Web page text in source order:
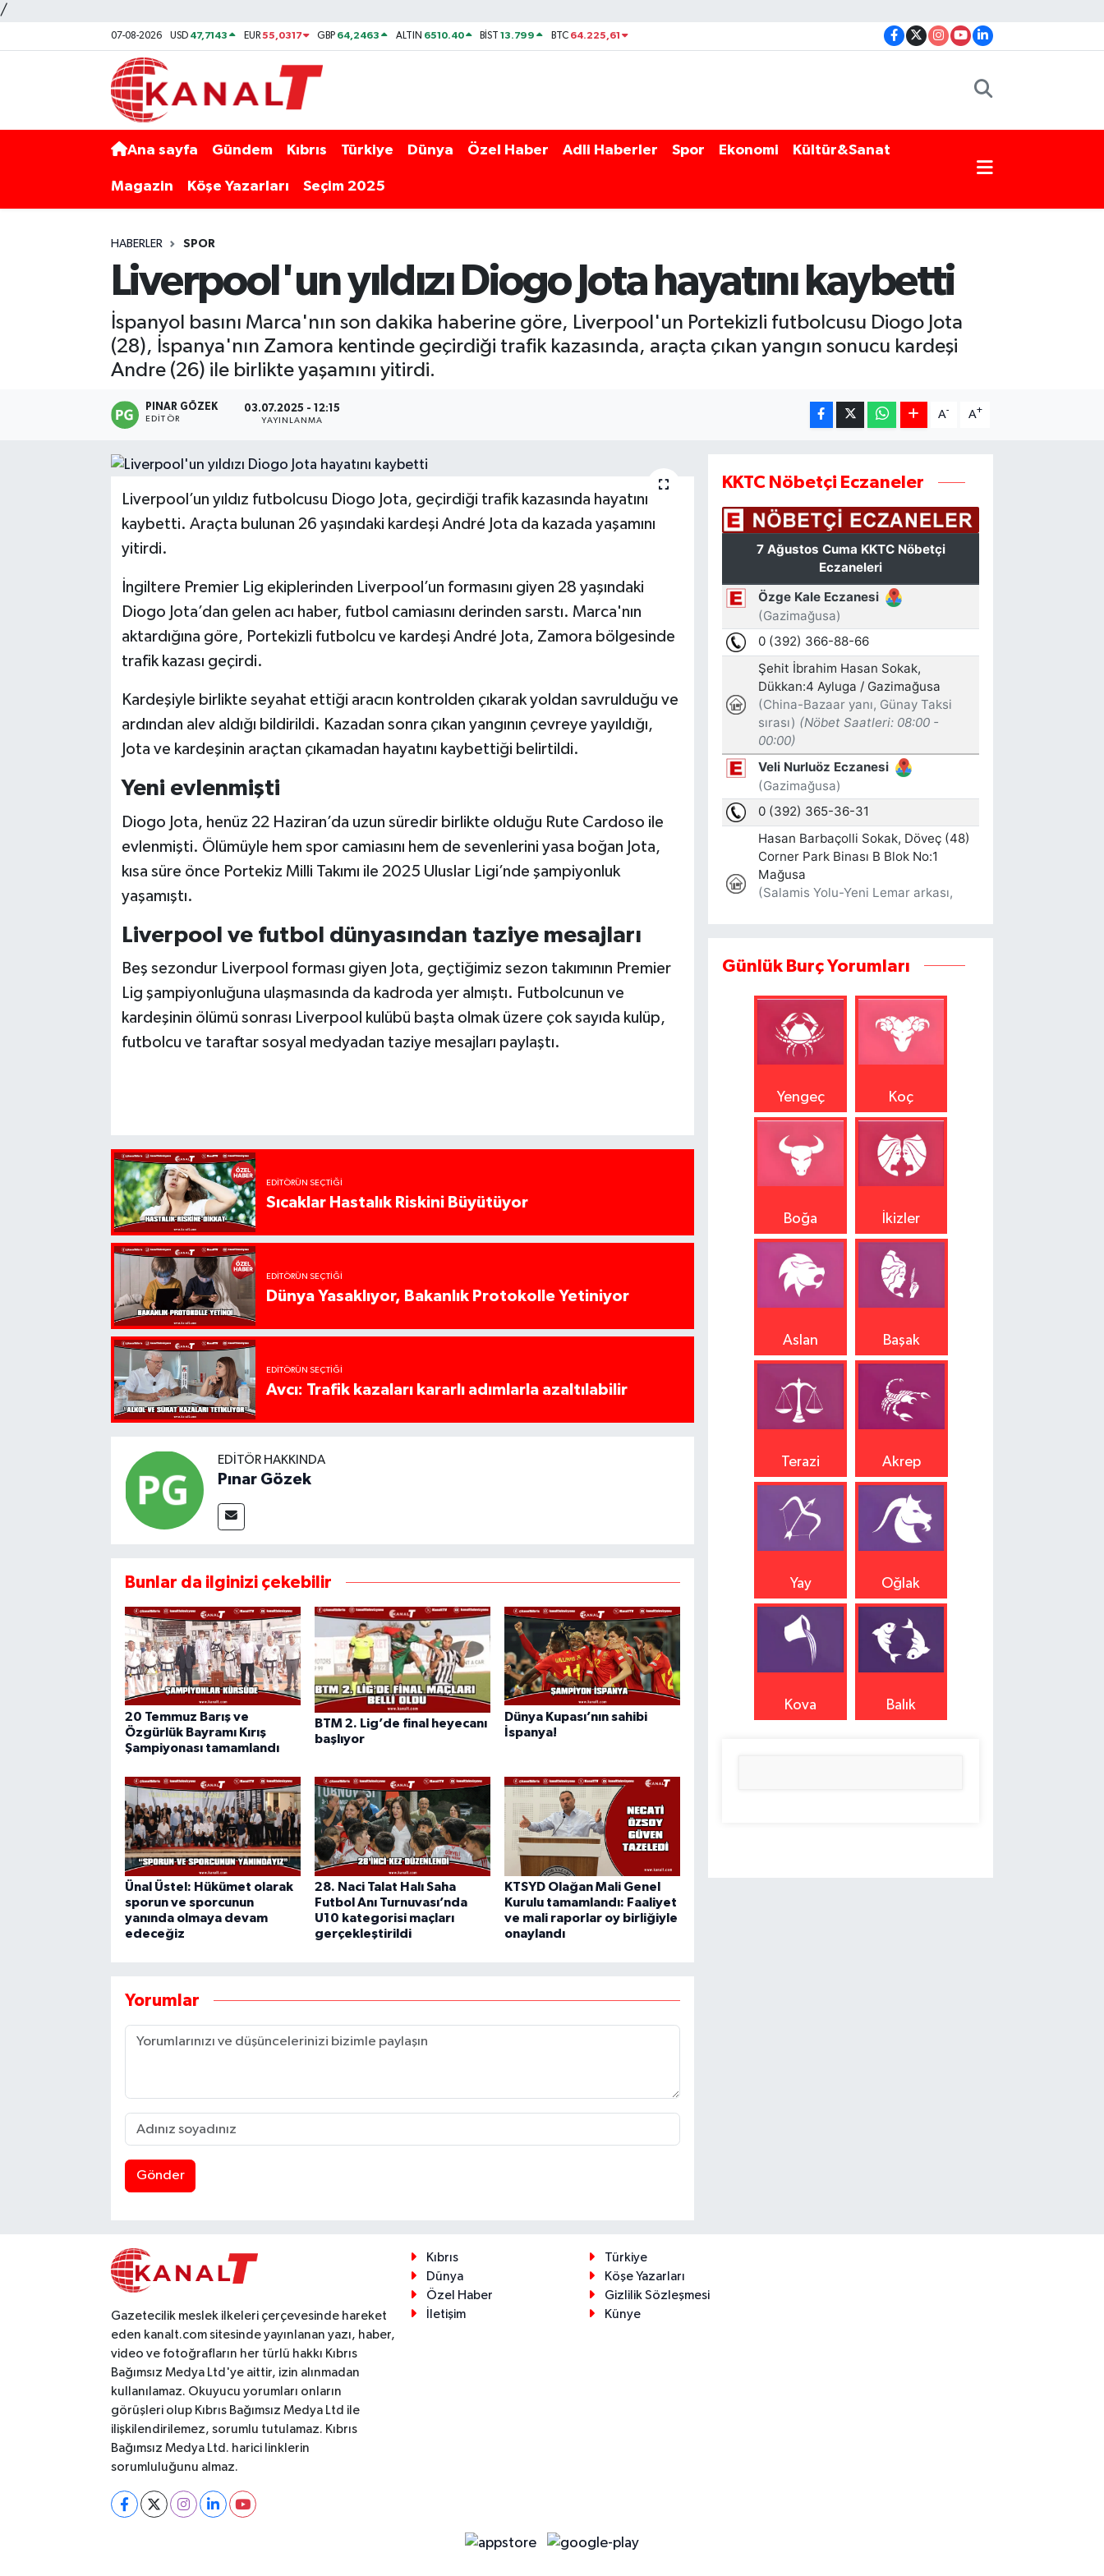
/
07-08-2026 USD 47,7143 EUR55,0317 GBP 64,2463 ALTIN 6510.40 BİST13.799 BTC 64.225,61
Ana sayfa Gündem Kıbrıs Türkiye Dünya Özel Haber Adli Haberler Spor Ekonomi Kültür&Sanat
Magazin Köşe Yazarları Seçim 2025
HABERLER SPOR
Liverpool'un yıldızı Diogo Jota hayatını kaybetti
İspanyol basını Marca'nın son dakika haberine göre, Liverpool'un Portekizli futbolcusu Diogo Jota
(28), İspanya'nın Zamora kentinde geçirdiği trafik kazasında, araçta çıkan yangın sonucu kardeşi
Andre (26) ile birlikte yaşamını yitirdi.
PINAR GÖZEK
EDITÖR
03.07.2025 - 12:15
YAYINLANMA
A- A+
Liverpool’un yıldız futbolcusu Diogo Jota, geçirdiği trafik kazasında hayatını
kaybetti. Araçta bulunan 26 yaşındaki kardeşi André Jota da kazada yaşamını
yitirdi.
İngiltere Premier Lig ekiplerinden Liverpool’un formasını giyen 28 yaşındaki
Diogo Jota’dan gelen acı haber, futbol camiasını derinden sarstı. Marca'nın
aktardığına göre, Portekizli futbolcu ve kardeşi André Jota, Zamora bölgesinde
trafik kazası geçirdi.
Kardeşiyle birlikte seyahat ettiği aracın kontrolden çıkarak yoldan savrulduğu ve
ardından alev aldığı bildirildi. Kazadan sonra çıkan yangının çevreye yayıldığı,
Jota ve kardeşinin araçtan çıkamadan hayatını kaybettiği belirtildi.
Yeni evlenmişti
Diogo Jota, henüz 22 Haziran’da uzun süredir birlikte olduğu Rute Cardoso ile
evlenmişti. Ölümüyle hem spor camiasını hem de sevenlerini yasa boğan Jota,
kısa süre önce Portekiz Milli Takımı ile 2025 Uluslar Ligi’nde şampiyonluk
yaşamıştı.
Liverpool ve futbol dünyasından taziye mesajları
Beş sezondur Liverpool forması giyen Jota, geçtiğimiz sezon takımının Premier
Lig şampiyonluğuna ulaşmasında da kadroda yer almıştı. Futbolcunun ve
kardeşinin ölümü sonrası Liverpool kulübü başta olmak üzere çok sayıda kulüp,
futbolcu ve taraftar sosyal medyadan taziye mesajları paylaştı.
EDITÖRÜN SEÇTIĞI
Sıcaklar Hastalık Riskini Büyütüyor
EDITÖRÜN SEÇTIĞI
Dünya Yasaklıyor, Bakanlık Protokolle Yetiniyor
EDITÖRÜN SEÇTIĞI
Avcı: Trafik kazaları kararlı adımlarla azaltılabilir
EDITÖR HAKKINDA
Pınar Gözek
Bunlar da ilginizi çekebilir
20 Temmuz Barış ve
Özgürlük Bayramı Kırış
Şampiyonası tamamlandı
BTM 2. Lig’de final heyecanı
başlıyor
Dünya Kupası’nın sahibi
İspanya!
Ünal Üstel: Hükümet olarak
sporun ve sporcunun
yanında olmaya devam
edeceğiz
28. Naci Talat Halı Saha
Futbol Anı Turnuvası’nda
U10 kategorisi maçları
gerçekleştirildi
KTSYD Olağan Mali Genel
Kurulu tamamlandı: Faaliyet
ve mali raporlar oy birliğiyle
onaylandı
Yorumlar
Gönder
KKTC Nöbetçi Eczaneler
Günlük Burç Yorumları
Yengeç Koç
Boğa İkizler
Aslan Başak
Terazi Akrep
Yay Oğlak
Kova Balık
Gazetecilik meslek ilkeleri çerçevesinde hareket
eden kanalt.com sitesinde yayınlanan yazı, haber,
video ve fotoğrafların her türlü hakkı Kıbrıs
Bağımsız Medya Ltd'ye aittir, izin alınmadan
kullanılamaz. Okuyucu yorumları onların
görüşleri olup Kıbrıs Bağımsız Medya Ltd ile
ilişkilendirilemez, sorumlu tutulamaz. Kıbrıs
Bağımsız Medya Ltd. harici linklerin
sorumluluğunu almaz.
Kıbrıs
Türkiye
Dünya
Köşe Yazarları
Özel Haber
Gizlilik Sözleşmesi
İletişim
Künye